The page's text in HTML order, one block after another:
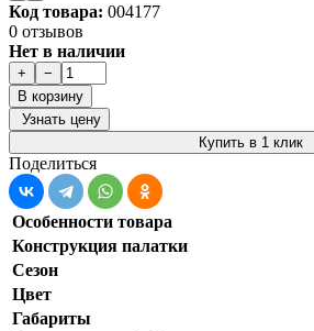
Код товара: 004177
0 отзывов
Нет в наличии
+
−
В корзину
Узнать цену
Купить в 1 клик
Поделиться
Особенности товара
Конструкция палатки
Сезон
Цвет
Габариты